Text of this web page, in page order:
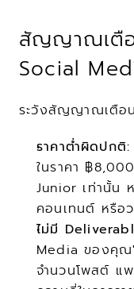
สัญญาณเตือ
Social
ระวังสัญญาณเตือน
ราคาต่ำผิดปกติ:
ในราคา ฿
Junior เท่านั้น
คอนเทนต์ หรือ
ไม่มี
Media ของคุณ"
จำนวนโพสต์ แ